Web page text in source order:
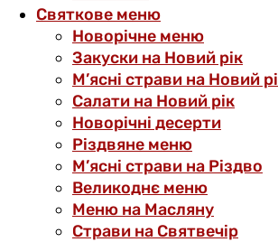
Святкове меню
Новорічне меню
Закуски на Новий рік
М’ясні страви на Новий
Салати на Новий рік
Новорічні десерти
Різдвяне меню
М’ясні страви на Різдво
Великоднє меню
Меню на Масляну
Страви на Святвечір